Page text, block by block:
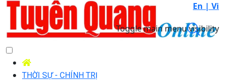
En | Vi
Toggle main menu visibility
THỜI SỰ - CHÍNH TRỊ